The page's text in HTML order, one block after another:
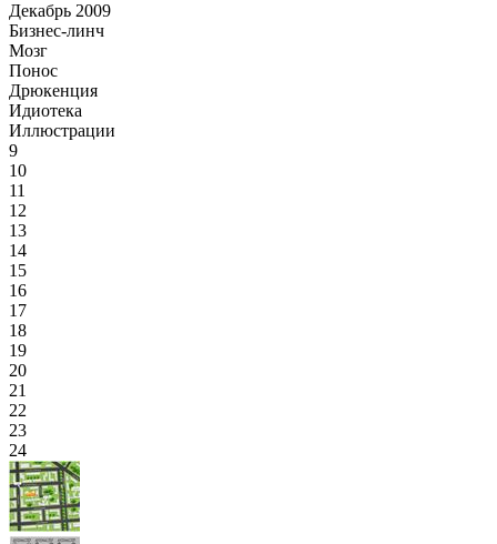
Декабрь 2009
Бизнес-линч
Мозг
Понос
Дрюкенция
Идиотека
Иллюстрации
9
10
11
12
13
14
15
16
17
18
19
20
21
22
23
24